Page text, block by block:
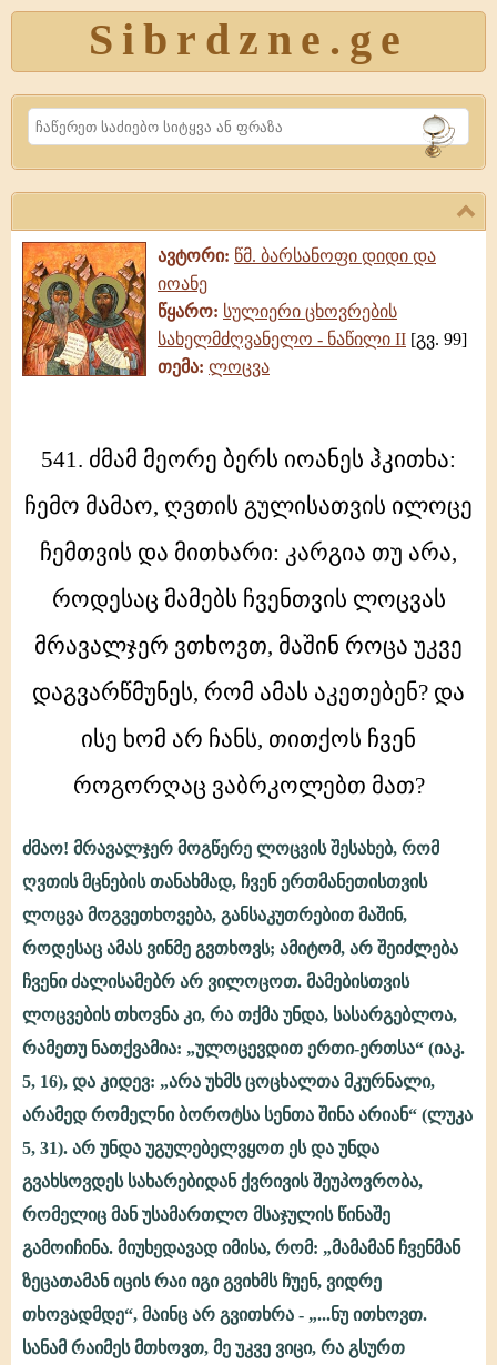
Sibrdzne.ge
Search
ავტორი: წმ. ბარსანოფი დიდი და
იოანე
წყარო: სულიერი ცხოვრების
სახელმძღვანელო - ნაწილი II [გვ. 99]
თემა: ლოცვა
541.
მეორე
ბერს
იოანეს
ჰკითხა:
ჩემო
მამაო,
გულისათვის
ილოცე
ჩემთვის
კარგია
541. ძმამ მეორე ბერს იოანეს ჰკითხა:
ჩემო მამაო, ღვთის გულისათვის ილოცე
ჩემთვის და მითხარი: კარგია თუ არა,
როდესაც მამებს ჩვენთვის ლოცვას
მრავალჯერ ვთხოვთ, მაშინ როცა უკვე
დაგვარწმუნეს, რომ ამას აკეთებენ? და
ისე ხომ არ ჩანს, თითქოს ჩვენ
როგორღაც ვაბრკოლებთ მათ?
ძმაო! მრავალჯერ მოგწერე ლოცვის შესახებ, რომ
ღვთის მცნების თანახმად, ჩვენ ერთმანეთისთვის
ლოცვა მოგვეთხოვება, განსაკუთრებით მაშინ,
როდესაც ამას ვინმე გვთხოვს; ამიტომ, არ შეიძლება
ჩვენი ძალისამებრ არ ვილოცოთ. მამებისთვის
ლოცვების თხოვნა კი, რა თქმა უნდა, სასარგებლოა,
რამეთუ ნათქვამია: „ულოცევდით ერთი-ერთსა“ (იაკ.
5, 16), და კიდევ: „არა უხმს ცოცხალთა მკურნალი,
არამედ რომელნი ბოროტსა სენთა შინა არიან“ (ლუკა
5, 31). არ უნდა უგულებელვყოთ ეს და უნდა
გვახსოვდეს სახარებიდან ქვრივის შეუპოვრობა,
რომელიც მან უსამართლო მსაჯულის წინაშე
გამოიჩინა. მიუხედავად იმისა, რომ: „მამამან ჩვენმან
ზეცათამან იცის რაი იგი გვიხმს ჩუენ, ვიდრე
თხოვადმდე“, მაინც არ გვითხრა - „...ნუ ითხოვთ.
სანამ რაიმეს მთხოვთ, მე უკვე ვიცი, რა გსურთ